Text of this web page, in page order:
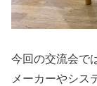
今回の交流会で
メーカーやシス